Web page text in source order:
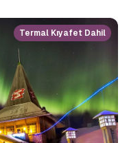
Termal Kıyafet Dahil